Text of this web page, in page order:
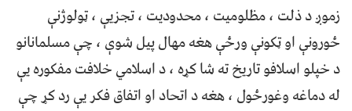
زموږ د ذلت ، مظلومیت ، محدودیت ، تجزیې ، ټولوژنې
ځورونې او ټکونې ورځې هغه مهال پیل شوې ، چې مسلمانانو
د خپلو اسلافو تاریخ ته شا کړه ، د اسلامي خلافت مفکوره یې
له دماغه وغورځول ، هغه د اتحاد او اتفاق فکر یې رد کړ چې